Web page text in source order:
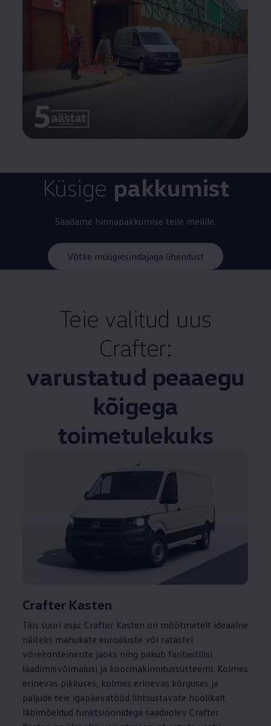
Küsige pakkumist
Saadame hinnapakkumise teile meilile.
Võtke müügiesindajaga ühendust
Teie valitud uus
Crafter:
varustatud peaaegu
kõigega
toimetulekuks
Crafter Kasten
Täis suuri asju: Crafter Kasten on mõõtmetelt ideaalne
näiteks mahukate euroaluste või ratastel
võrekonteinerite jaoks ning pakub fantastilisi
laadimisvõimalusi ja koormakinnitussüsteemi. Kolmes
erinevas pikkuses, kolmes erinevas kõrguses ja
paljude teie igapäevatööd lihtsustavate hoolikalt
läbimõeldud funktsioonidega saadaolev Crafter